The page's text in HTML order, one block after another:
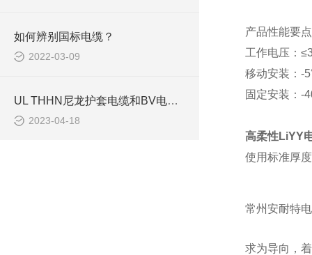
如何辨别国标电缆？
2022-03-09
UL THHN尼龙护套电缆和BV电缆相比有什么优势？
2023-04-18
产品性能要
工作电压： ≤
移动安装： -
固定安装： -
高柔性LiYY
使用标准厚
常州安耐特
求为导向，